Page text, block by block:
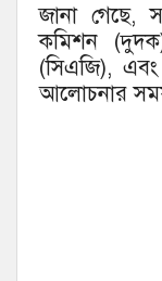
জানা গেছে,
কমিশন
(সিএজি), এবং
আলোচনার